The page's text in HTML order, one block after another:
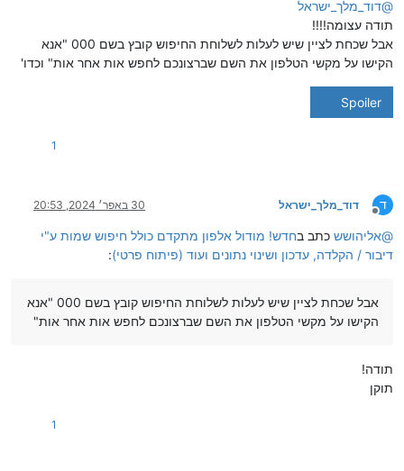
@דוד_מלך_ישראל
תודה עצומה!!!!
אבל שכחת לציין שיש לעלות לשלוחת החיפוש קובץ בשם 000 "אנא
הקישו על מקשי הטלפון את השם שברצונכם לחפש אות אחר אות" וכדו'
Spoiler
1
ד
מנותק
דוד_מלך_ישראל 30 באפר׳ 2024, 20:53
@אליהושש כתב בחדש! מודול אלפון מתקדם כולל חיפוש שמות ע"י
דיבור / הקלדה, עדכון ושינוי נתונים ועוד (פיתוח פרטי):
אבל שכחת לציין שיש לעלות לשלוחת החיפוש קובץ בשם 000 "אנא
הקישו על מקשי הטלפון את השם שברצונכם לחפש אות אחר אות"
תודה!
תוקן
1